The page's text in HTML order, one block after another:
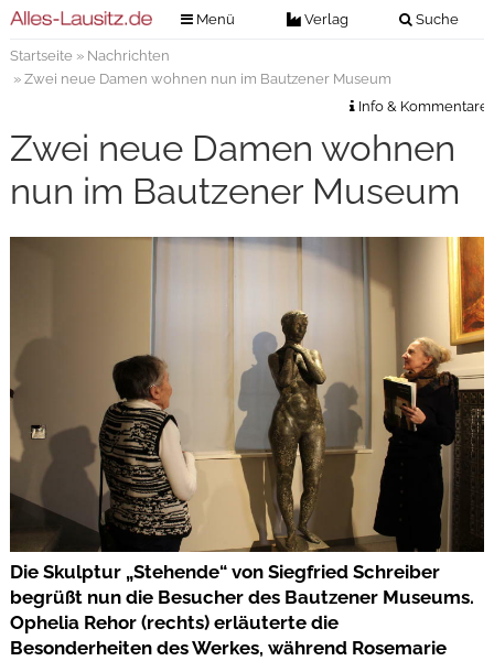
Menü Verlag Suche
Verlag
Kontakt
Impressum
Veranstaltungstickets
Anzeigenannahme
Anzeigensuche
Startseite» Nachrichten
» Zwei neue Damen wohnen nun im Bautzener Museum
Info & Kommentare
Zwei neue Damen wohnen
nun im Bautzener Museum
Die Skulptur „Stehende“ von Siegfried Schreiber
begrüßt nun die Besucher des Bautzener Museums.
Ophelia Rehor (rechts) erläuterte die
Besonderheiten des Werkes, während Rosemarie